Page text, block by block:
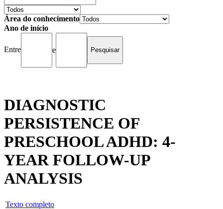
Área do conhecimento
Ano de início
Entre e
DIAGNOSTIC
PERSISTENCE OF
PRESCHOOL ADHD: 4-
YEAR FOLLOW-UP
ANALYSIS
Texto completo